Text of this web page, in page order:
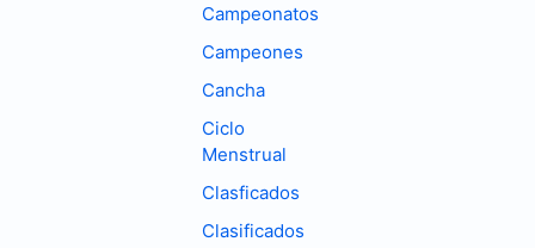
Campeonatos
Campeones
Cancha
Ciclo
Menstrual
Clasficados
Clasificados